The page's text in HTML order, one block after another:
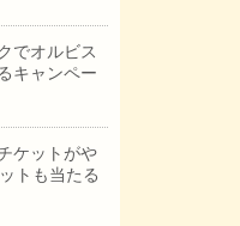
でオルビス
キャンペー
ケットがや
トも当たる